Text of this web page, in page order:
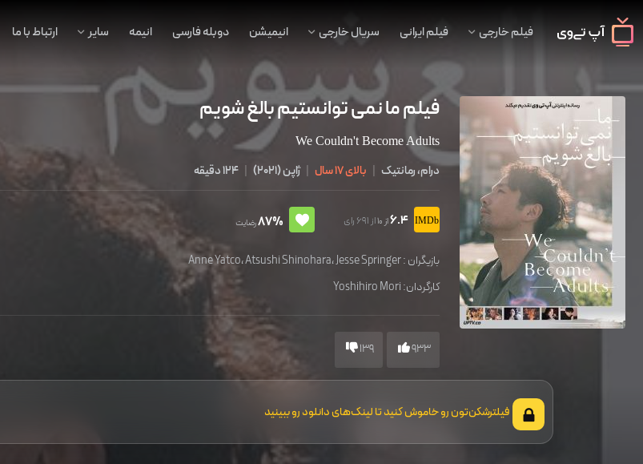
فیلم خارجی فیلم ایرانی سریال خارجی انیمیشن دوبله فارسی انیمه سایر ارتباط با ما
فیلم ما نمی توانستیم بالغ شویم
We Couldn't Become Adults
درام، رمانتیک | بالای 17 سال | ژاپن(
2021
)
|
6.4از 10 از 691 رای 87%رضایت
بازیگران : Anne Yatco،Atsushi Shinohara،Jesse Springer
کارگردان:Yoshihiro Mori
933
139
فیلترشکن‌تون رو خاموش کنید تا لینک‌های دانلود رو ببینید